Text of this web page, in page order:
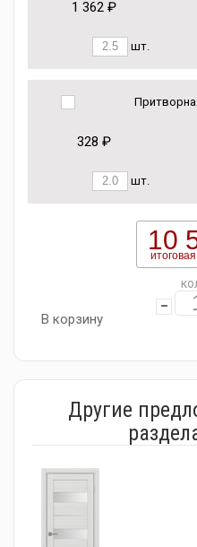
1 362 ₽
шт.
328 ₽
шт.
10
В корзину
Другие